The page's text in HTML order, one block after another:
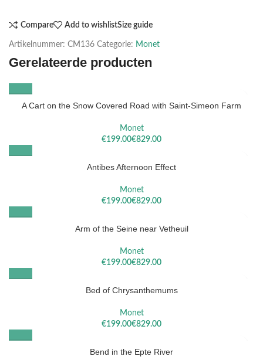
Compare Add to wishlistSize guide
Artikelnummer: CM136 Categorie: Monet
Gerelateerde producten
A Cart on the Snow Covered Road with Saint-Simeon Farm
Monet
€
€
Antibes Afternoon Effect
Monet
€
€
Arm of the Seine near Vetheuil
Monet
€
€
Bed of Chrysanthemums
Monet
€
€
Bend in the Epte River